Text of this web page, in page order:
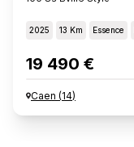
2025 13 Km Essence
19 490 €
Caen (14)